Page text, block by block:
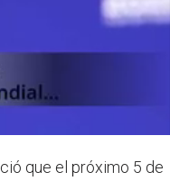
que el próximo 5 de